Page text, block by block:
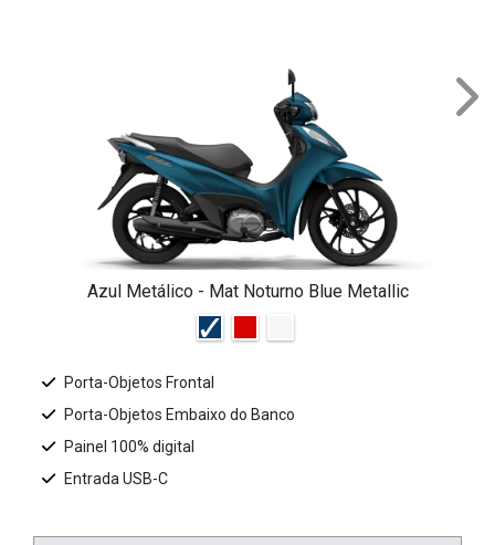
Azul Metálico - Mat Noturno Blue Metallic
Porta-Objetos Frontal
Porta-Objetos Embaixo do Banco
Painel 100% digital
Entrada USB-C